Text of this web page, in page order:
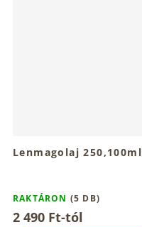
Lenmagolaj 250,100ml
RAKTÁRON (5 DB)
2 490 Ft-tól